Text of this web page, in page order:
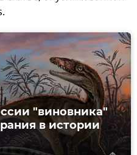
"виновника"
в истории